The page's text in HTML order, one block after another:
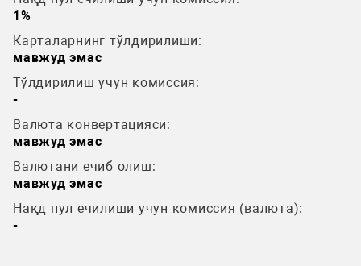
1%
Карталарнинг тўлдирилиши:
мавжуд эмас
Тўлдирилиш учун комиссия:
-
Валюта конвертацияси:
мавжуд эмас
Валютани ечиб олиш:
мавжуд эмас
Нақд пул ечилиши учун комиссия (валюта):
-